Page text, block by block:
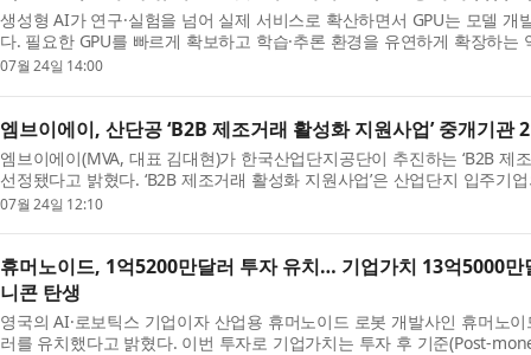
생성형 AI가 연구·실험을 넘어 실제 서비스로 확산하면서 GPU는 모델
다. 필요한 GPU를 빠르게 확보하고 학습·추론 환경을 유연하게 확장하는
07월 24일 14:00
엠브이에이, 산단공 ‘B2B 제조거래 활성화 지원사업’ 중개기관
엠브이에이(MVA, 대표 김대현)가 한국산업단지공단이 추진하는 ‘B2B 제
선정됐다고 밝혔다. ‘B2B 제조거래 활성화 지원사업’은 산업단지 입주기
07월 24일 12:10
휴머노이드, 1억5200만달러 투자 유치… 기업가치 13억5000
니콘 탄생
영국의 AI·로보틱스 기업이자 산업용 휴머노이드 로봇 개발사인 휴머노
러를 유치했다고 밝혔다. 이번 투자로 기업가치는 투자 후 기준(Post-